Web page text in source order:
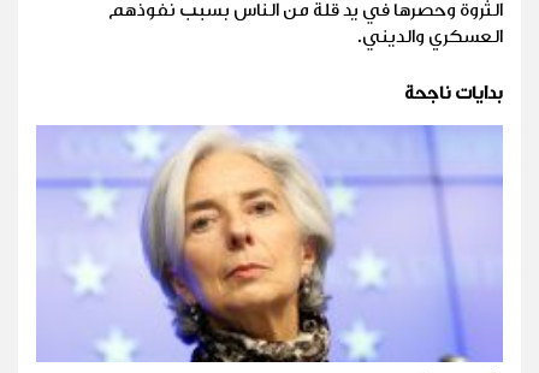
الثروة وحصرها في يد قلة من الناس بسبب نفوذهم
العسكري والديني.
بدايات ناجحة